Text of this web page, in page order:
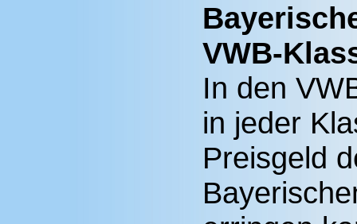
VWB-
In den
in jeder
Preisgeld